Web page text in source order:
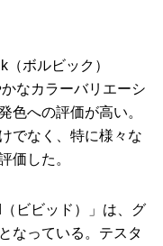
ボルビック）
なカラーバリエーシ
色への評価が高い。
でなく、特に様々な
価した。
ビビッド）」は、グ
なっている。テスタ